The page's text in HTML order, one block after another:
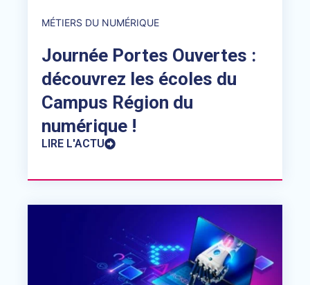
MÉTIERS DU NUMÉRIQUE
Journée Portes Ouvertes :
découvrez les écoles du
Campus Région du
numérique !
LIRE L'ACTU